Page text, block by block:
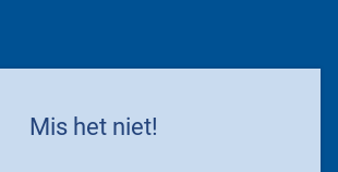
Mis het niet!